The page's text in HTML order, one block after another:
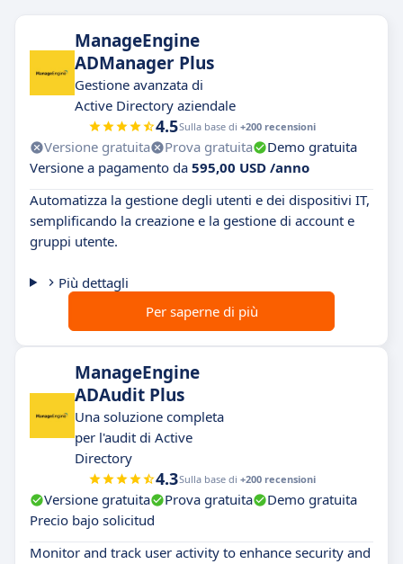
ManageEngine
ADManager Plus
Gestione avanzata di
Active Directory aziendale
4.5Sulla base di +200 recensioni
Versione gratuita Prova gratuita
Demo gratuita
Versione a pagamento da 595,00 USD /anno
Automatizza la gestione degli utenti e dei dispositivi IT,
semplificando la creazione e la gestione di account e
gruppi utente.
Più dettagli
Per saperne di più
ManageEngine
ADAudit Plus
Una soluzione completa
per l'audit di Active
Directory
4.3Sulla base di +200 recensioni
Versione gratuita Prova gratuita
Demo gratuita
Precio bajo solicitud
Monitor and track user activity to enhance security and